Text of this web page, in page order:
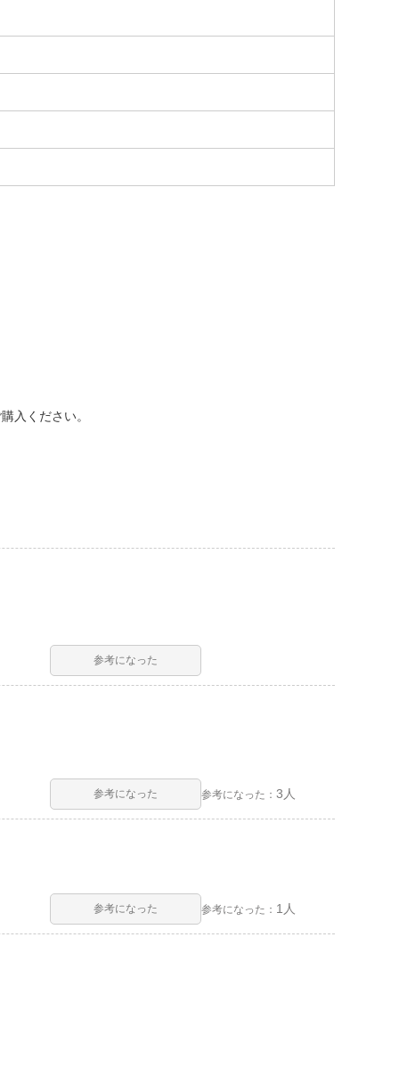
入ください。
参考になった
参考になった 参考になった：3人
参考になった 参考になった： 1人